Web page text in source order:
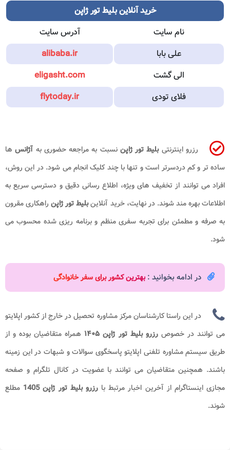
خرید آنلاین بلیط تور ژاپن
نام سایت
آدرس سایت
علی بابا
alibaba.ir
الی گشت
eligasht.com
فلای تودی
flytoday.ir
رزرو اینترنتیبلیط تور ژاپننسبت به مراجعه حضوری به آژانس ها
ساده تر و کم دردسرتر است و تنها با چند کلیک انجام می شود. در این روش،
افراد می توانند از تخفیف های ویژه، اطلاع رسانی دقیق و دسترسی سریع به
اطلاعات بهره مند شوند. در نهایت، خرید آنلاینبلیط تور ژاپن راهکاری مقرون
به صرفه و مطمئن برای تجربه سفری منظم و برنامه ریزی شده محسوب می
شود.
در ادامه بخوانید : بهترین کشور برای سفر خانوادگی
در این راستا کارشناسان مرکز مشاوره تحصیل در خارج از کشور اپلایتو
می توانند در خصوصرزرو بلیط تور ژاپن ۱۴۰۵ همراه متقاضیان بوده و از
طریق سیستم مشاوره تلفنی اپلایتو پاسخگوی سوالات و شبهات در این زمینه
باشند. همچنین متقاضیان می توانند با عضویت در کانال تلگرام و صفحه
مجازی اینستاگرام از آخرین اخبار مرتبط بارزرو بلیط تور ژاپن 1405
مطلع
شوند.